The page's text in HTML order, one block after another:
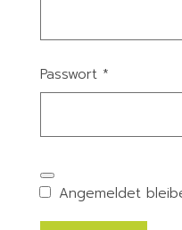
Passwort *
Angemeldet